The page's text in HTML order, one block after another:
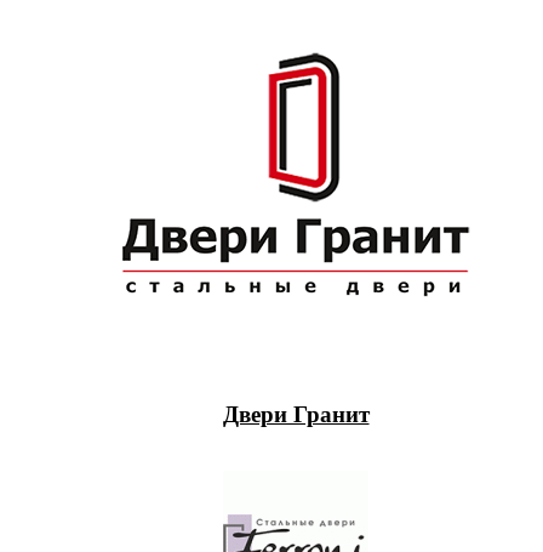
Двери Гранит